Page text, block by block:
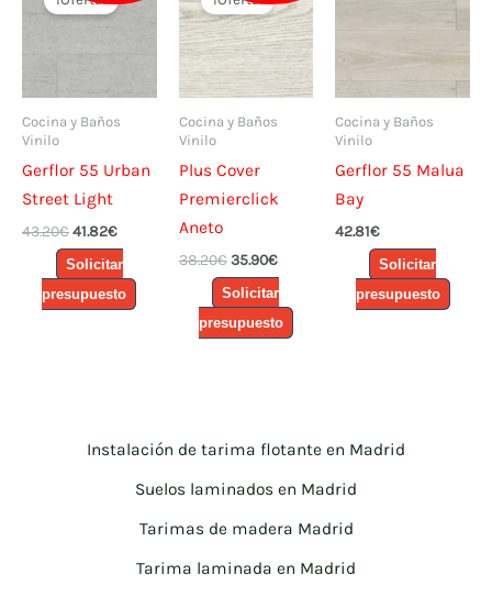
Cocina y Baños
Vinilo
Gerflor 55 Urban
Street Light
43.20€El
precio
original
era:
43.20€.
41.82€El
precio
actual
es:
41.82€.
Solicitar
presupuesto
Cocina y Baños
Vinilo
Plus Cover
Premierclick
Aneto
38.20€El
precio
original
era:
38.20€.
35.90€El
precio
actual
es:
35.90€.
Solicitar
presupuesto
Cocina y Baños
Vinilo
Gerflor 55 Malua
Bay
42.81€
Solicitar
presupuesto
Instalación de tarima flotante en Madrid
Suelos laminados en Madrid
Tarimas de madera Madrid
Tarima laminada en Madrid